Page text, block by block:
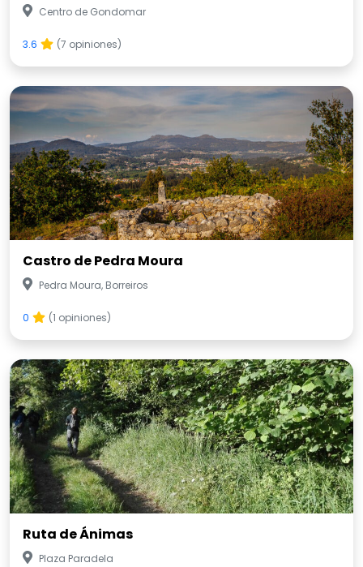
Centro de Gondomar
3.6 (7 opiniones)
Castro de Pedra Moura
Pedra Moura, Borreiros
0 (1 opiniones)
Ruta de Ánimas
Plaza Paradela